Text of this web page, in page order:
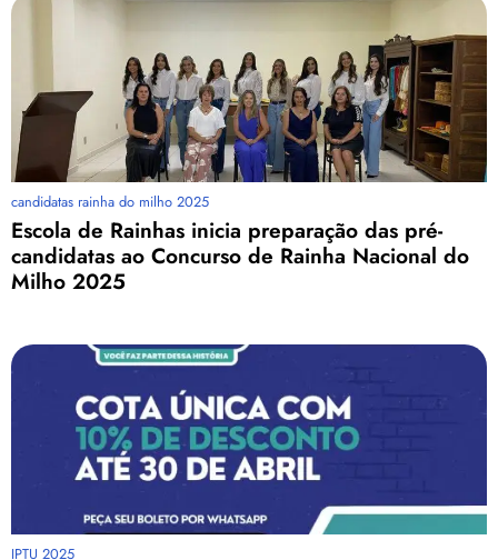
candidatas rainha do milho 2025
Escola de Rainhas inicia preparação das pré-
candidatas ao Concurso de Rainha Nacional do
Milho 2025
IPTU 2025